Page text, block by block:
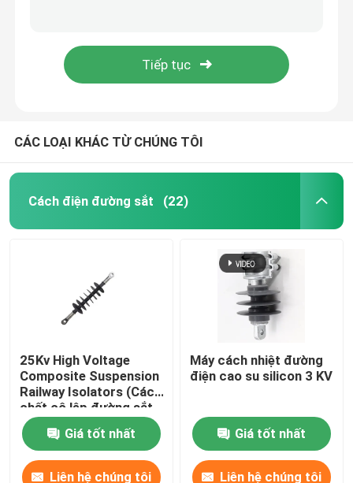
Sản phẩm GRP dây chuyền
Máy cách nhiệt đường hàng không
Cây gậy sợi thủy tinh epoxy
Cầu chì cắt ra
Máy cách nhiệt
Cao su silicon cao cấp cao áp cao cấp
CÁC LOẠI KHÁC TỪ CHÚNG TÔI
Cách điện đường sắt (22)
25Kv High Voltage
Composite Suspension
Railway Isolators (Các
chất cô lập đường sắt
kết hợp điện áp cao
25Kv)
Giá tốt nhất
Liên hệ chúng tôi
Máy cách nhiệt đường
điện cao su silicon 3 KV
Giá tốt nhất
Liên hệ chúng tôi